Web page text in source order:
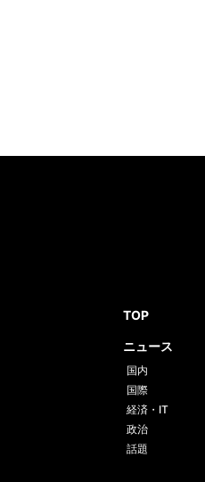
TOP
ニュース
国内
国際
経済・IT
政治
話題